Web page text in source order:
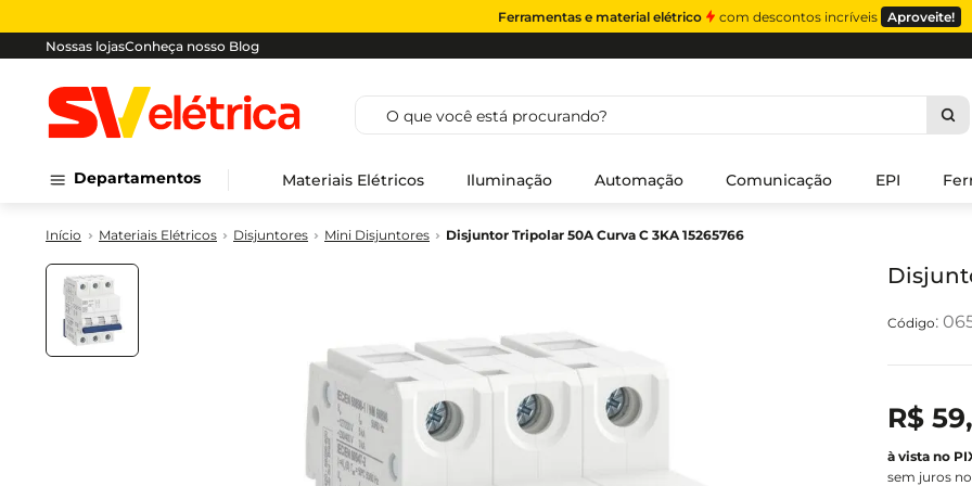
Ferramentas e material elétrico com descontos incríveis Aproveite!
Nossas lojasConheça nosso Blog
O que você está procurando?
Departamentos Materiais Elétricos Iluminação Automação Comunicação EPI
Materiais Elétricos Disjuntores Mini Disjuntores Disjuntor Tripolar 50A Curva C 3KA 15265766
:
R$ 59,
sem juros